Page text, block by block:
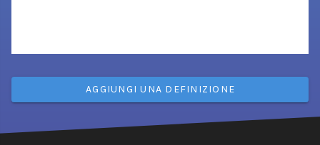
AGGIUNGI UNA DEFINIZIONE